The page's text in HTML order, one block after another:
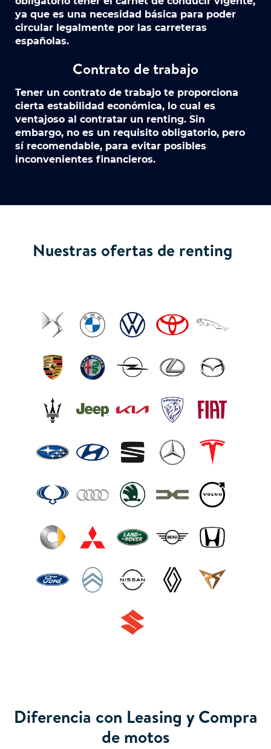
ya que es una necesidad básica para poder
circular legalmente por las carreteras
españolas.
Contrato de trabajo
Tener un contrato de trabajo te proporciona
cierta estabilidad económica, lo cual es
ventajoso al contratar un renting. Sin
embargo, no es un requisito obligatorio, pero
sí recomendable, para evitar posibles
inconvenientes financieros.
Nuestras ofertas de renting
Diferencia con Leasing y Compra
de motos